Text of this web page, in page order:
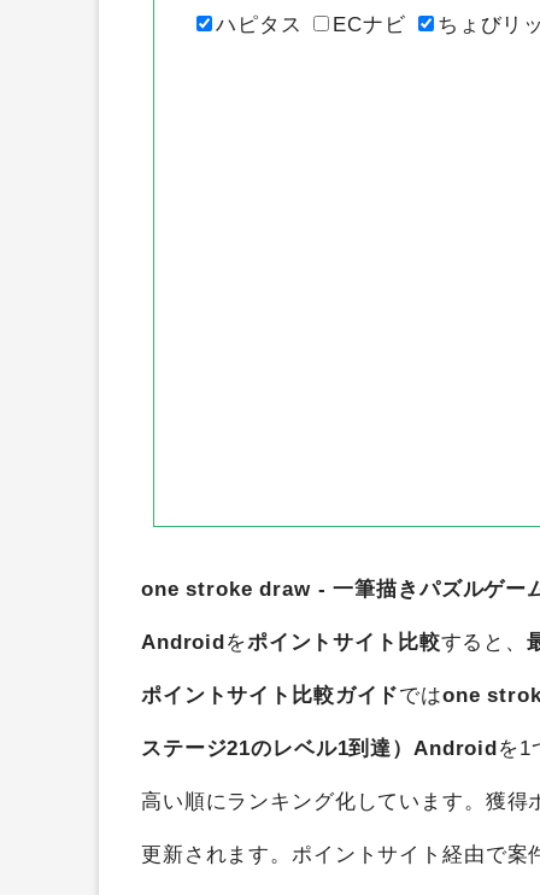
one stroke draw - 一筆描きパズルゲー
Androidをポイントサイト比較すると、
ポイントサイト比較ガイド では one
ステージ21のレベル1到達）Androidを1